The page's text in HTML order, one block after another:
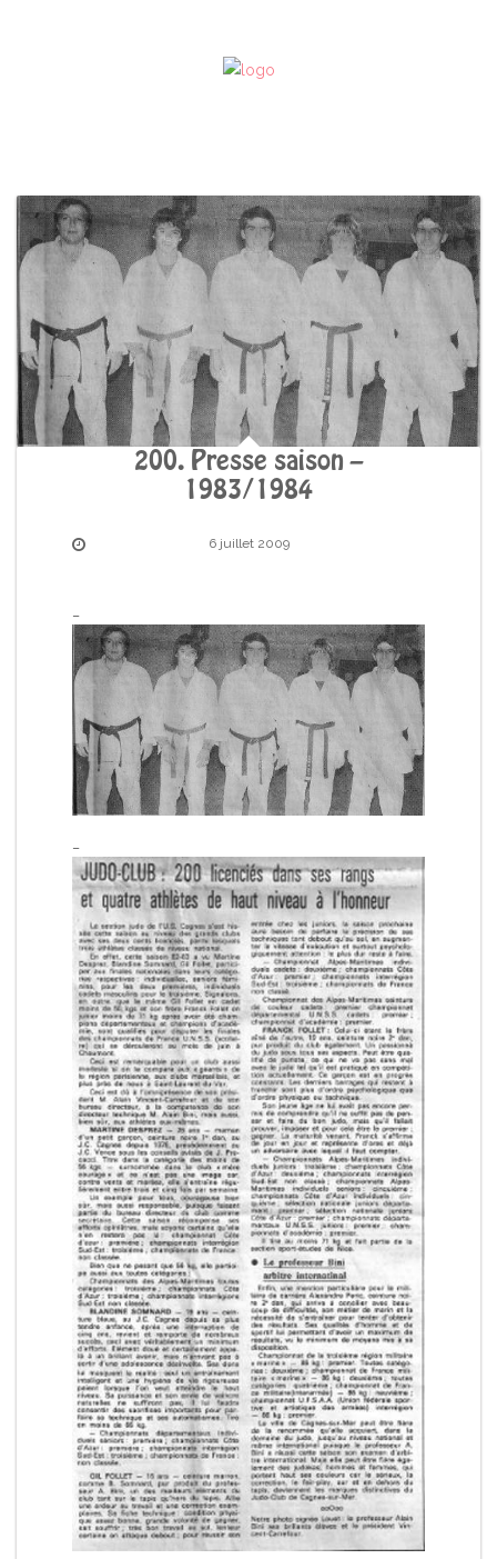
200. Presse saison –
1983/1984
6 juillet 2009